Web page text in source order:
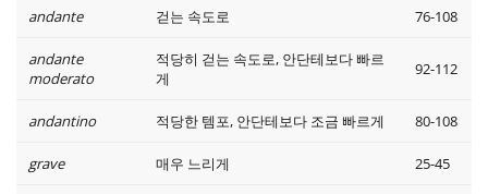
Türkçe
Українська
andante 걷는 속도로 76-108
andante
moderato
적당히 걷는 속도로, 안단테보다 빠르
게
92-112
andantino 적당한 템포, 안단테보다 조금 빠르게 80-108
grave 매우 느리게 25-45